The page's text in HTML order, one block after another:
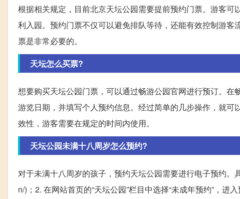
根据相关规定，目前北京天坛公园需要提前预约门票。游客
利入园。预约门票不仅可以避免排队等待，还能有效控制游
票是非常必要的。
天坛怎么买票?
想要购买天坛公园门票，可以通过畅游公园官网进行预订。
游览日期，并填写个人预约信息。经过简单的几步操作，就
效性，游客需要在规定的时间内使用。
天坛公园未满十八周岁怎么预约?
对于未满十八周岁的孩子，预约天坛公园需要进行电子预约
n/)；2. 在网站首页的“天坛公园”栏目中选择“未成年预约”，